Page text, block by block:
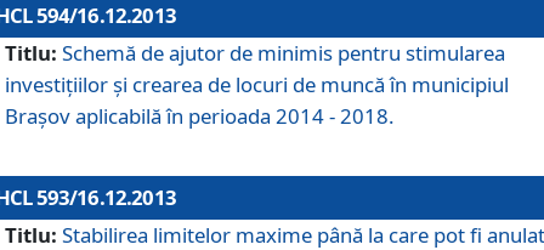
594/16.12.2013
Titlu: Schemă de ajutor de minimis pentru stimularea
investiţiilor şi crearea de locuri de muncă în municipiul
Braşov aplicabilă în perioada 2014 - 2018.
593/16.12.2013
Titlu: Stabilirea limitelor maxime până la care pot fi